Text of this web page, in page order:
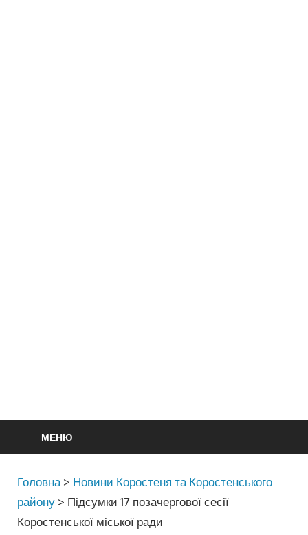
МЕНЮ
Головна > Новини Коростеня та Коростенського
району > Підсумки 17 позачергової сесії
Коростенської міської ради